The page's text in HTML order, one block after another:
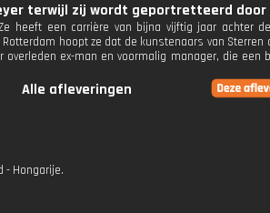
terwijl zij wordt geportretteerd door
heeft een carrière van bijna vijftig jaar achter
hoopt ze dat de kunstenaars van Sterren
ex-man en voormalig manager, die een
Alle afleveringen
- Hongarije.